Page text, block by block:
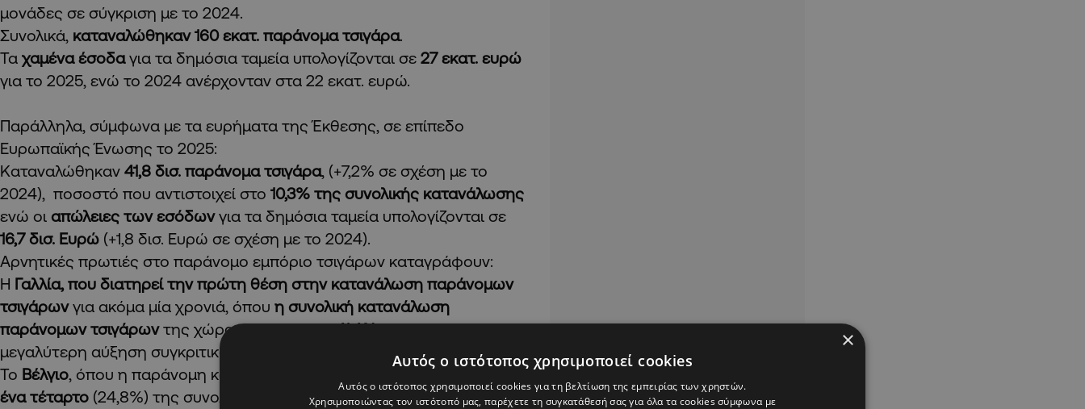
μονάδες σε σύγκριση με το 2024.
Συνολικά, καταναλώθηκαν 160 εκατ. παράνομα τσιγάρα.
Τα χαμένα έσοδαγια τα δημόσια ταμεία υπολογίζονται σε 27 εκατ. ευρώ
για το 2025, ενώ το 2024 ανέρχονταν στα 22 εκατ. ευρώ.
Παράλληλα, σύμφωνα με τα ευρήματα της Έκθεσης, σε επίπεδο
Ευρωπαϊκής Ένωσης το 2025:
Καταναλώθηκαν 41,8 δισ. παράνομα τσιγάρα, (+7,2% σε σχέση με το
2024), ποσοστό που αντιστοιχεί στο 10,3% της συνολικής κατανάλωσης
ενώ οι απώλειες των εσόδωνγια τα δημόσια ταμεία υπολογίζονται σε
16,7 δισ. Ευρώ (+1,8 δισ. Ευρώ σε σχέση με το 2024).
Αρνητικές πρωτιές στο παράνομο εμπόριο τσιγάρων καταγράφουν:
Η Γαλλία, που διατηρεί την πρώτη θέση στην κατανάλωση παράνομων
τσιγάρωνγια ακόμα μία χρονιά, όπου η συνολική κατανάλωση
παράνομων τσιγάρωντης χώρας έφτασε στο41,4%, παρουσιάζοντας τη
μεγαλύτερη αύξηση συγκριτικά με όλες τις χώρες σε σχέση με το 2024.
Το Βέλγιο, όπου η παράνομη κατανάλωση τσιγάρων έφτασε
ένα τέταρτο (24,8%) της συνολικής κατανάλωσης, με περισσότερα από
×
Αυτός ο ιστότοπος χρησιμοποιεί cookies
Αυτός ο ιστότοπος χρησιμοποιεί cookies για τη βελτίωση της εμπειρίας των χρηστών.
Χρησιμοποιώντας τον ιστότοπό μας, παρέχετε τη συγκατάθεσή σας για όλα τα cookies σύμφωνα με